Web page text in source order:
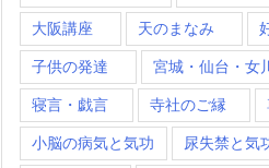
大阪講座 天のまなみ
子供の発達 宮城・仙台・女
寝言・戯言 寺社のご縁
小脳の病気と気功 尿失禁と気